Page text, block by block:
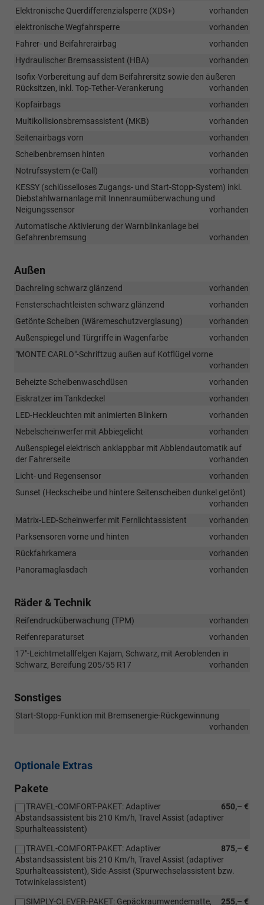
Elektronische Querdifferenzialsperre (XDS+)
vorhanden
elektronische Wegfahrsperre
vorhanden
Fahrer- und Beifahrerairbag
vorhanden
Hydraulischer Bremsassistent (HBA)
vorhanden
Isofix-Vorbereitung auf dem Beifahrersitz sowie den äußeren
Rücksitzen, inkl. Top-Tether-Verankerung
vorhanden
Kopfairbags
vorhanden
Multikollisionsbremsassistent (MKB)
vorhanden
Seitenairbags vorn
vorhanden
Scheibenbremsen hinten
vorhanden
Notrufssystem (e-Call)
vorhanden
KESSY (schlüsselloses Zugangs- und Start-Stopp-System) inkl.
Diebstahlwarnanlage mit Innenraumüberwachung und
Neigungssensor
vorhanden
Automatische Aktivierung der Warnblinkanlage bei
Gefahrenbremsung
vorhanden
Außen
Dachreling schwarz glänzend
vorhanden
Fensterschachtleisten schwarz glänzend
vorhanden
Getönte Scheiben (Wäremeschutzverglasung)
vorhanden
Außenspiegel und Türgriffe in Wagenfarbe
vorhanden
"MONTE CARLO"-Schriftzug außen auf Kotflügel vorne
vorhanden
Beheizte Scheibenwaschdüsen
vorhanden
Eiskratzer im Tankdeckel
vorhanden
LED-Heckleuchten mit animierten Blinkern
vorhanden
Nebelscheinwerfer mit Abbiegelicht
vorhanden
Außenspiegel elektrisch anklappbar mit Abblendautomatik auf
der Fahrerseite
vorhanden
Licht- und Regensensor
vorhanden
Sunset (Heckscheibe und hintere Seitenscheiben dunkel getönt)
vorhanden
Matrix-LED-Scheinwerfer mit Fernlichtassistent
vorhanden
Parksensoren vorne und hinten
vorhanden
Rückfahrkamera
vorhanden
Panoramaglasdach
vorhanden
Räder & Technik
Reifendrucküberwachung (TPM)
vorhanden
Reifenreparaturset
vorhanden
17"-Leichtmetallfelgen Kajam, Schwarz, mit Aeroblenden in
Schwarz, Bereifung 205/55 R17
vorhanden
Sonstiges
Start-Stopp-Funktion mit Bremsenergie-Rückgewinnung
vorhanden
Optionale Extras
Pakete
650,– €
TRAVEL-COMFORT-PAKET: Adaptiver
Abstandsassistent bis 210 Km/h, Travel Assist (adaptiver
Spurhalteassistent)
875,– €
TRAVEL-COMFORT-PAKET: Adaptiver
Abstandsassistent bis 210 Km/h, Travel Assist (adaptiver
Spurhalteassistent), Side-Assist (Spurwechselassistent bzw.
Totwinkelassistent)
255,– €
SIMPLY-CLEVER-PAKET: Gepäckraumwendematte,